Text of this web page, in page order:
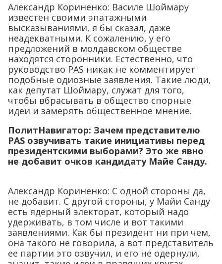
Александр Кориненко: Василе Шоймару
известен своими эпатажными
высказываниями, я бы сказал, даже
неадекватными. К сожалению, у его
предложений в молдавском обществе
находятся сторонники. Естественно, что
руководство PAS никак не комментирует
подобные одиозные заявления. Такие люди,
как депутат Шоймару, служат для того,
чтобы вбрасывать в общество спорные
идеи и замерять общественное мнение.
ПолитНавигатор: Зачем представителю
PAS озвучивать такие инициативы перед
президентскими выборами? Это же явно
не добавит очков кандидату Майе Санду.
Александр Кориненко: С одной стороны да,
не добавит. С другой стороны, у Майи Санду
есть ядерный электорат, который надо
удерживать, в том числе и вот такими
заявлениями. Как бы президент ни при чем,
она такого не говорила, а вот представитель
ее партии это озвучил, и его не одернули,